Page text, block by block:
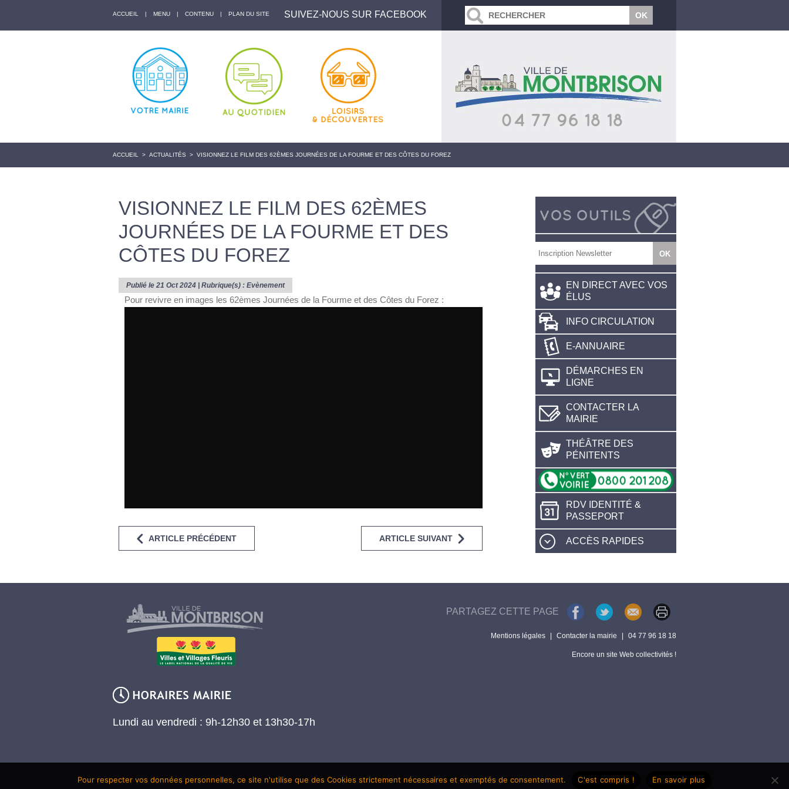
ACCUEIL | MENU | CONTENU | PLAN DU SITE SUIVEZ-NOUS SUR FACEBOOK
ACCUEIL > ACTUALITÉS > VISIONNEZ LE FILM DES 62ÈMES JOURNÉES DE LA FOURME ET DES CÔTES DU FOREZ
VISIONNEZ LE FILM DES 62ÈMES
JOURNÉES DE LA FOURME ET DES
CÔTES DU FOREZ
Publié le 21 Oct 2024 | Rubrique(s) : Evènement
Pour revivre en images les 62èmes Journées de la Fourme et des Côtes du Forez :
ARTICLE PRÉCÉDENT ARTICLE SUIVANT
EN DIRECT AVEC VOS
ÉLUS
INFO CIRCULATION
E-ANNUAIRE
DÉMARCHES EN
LIGNE
CONTACTER LA
MAIRIE
THÉÂTRE DES
PÉNITENTS
RDV IDENTITÉ &
PASSEPORT
ACCÈS RAPIDES
Lundi au vendredi : 9h-12h30 et 13h30-17h
PARTAGEZ CETTE PAGE
Mentions légales Contacter la mairie 04 77 96 18 18
Encore un site Web collectivités !
Pour respecter vos données personnelles, ce site n'utilise que des Cookies strictement nécessaires et exemptés de consentement. C'est compris ! En savoir plus